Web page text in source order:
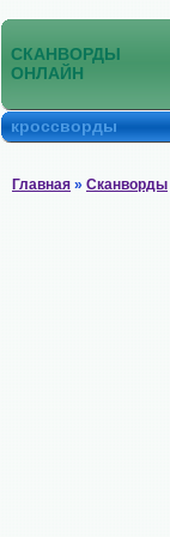
СКАНВОРДЫ
ОНЛАЙН
кроссворды
Главная » Сканворды